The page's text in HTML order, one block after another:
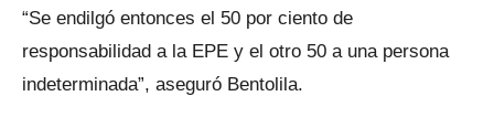
“Se endilgó entonces el 50 por ciento de
responsabilidad a la EPE y el otro 50 a una persona
indeterminada”, aseguró Bentolila.